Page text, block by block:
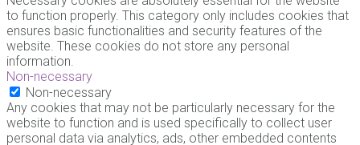
to function properly. This category only includes cookies that
ensures basic functionalities and security features of the
website. These cookies do not store any personal
information.
Non-necessary
Non-necessary
Any cookies that may not be particularly necessary for the
website to function and is used specifically to collect user
personal data via analytics, ads, other embedded contents